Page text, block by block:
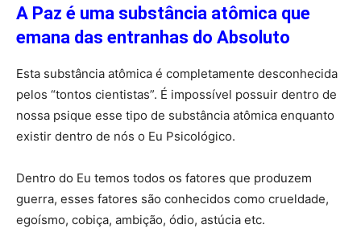
A Paz é uma substância atômica que
emana das entranhas do Absoluto
Esta substância atômica é completamente desconhecida
pelos “tontos cientistas”. É impossível possuir dentro de
nossa psique esse tipo de substância atômica enquanto
existir dentro de nós o Eu Psicológico.
Dentro do Eu temos todos os fatores que produzem
guerra, esses fatores são conhecidos como crueldade,
egoísmo, cobiça, ambição, ódio, astúcia etc.